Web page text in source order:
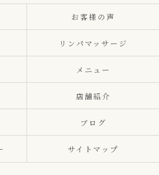
お客様の声
リンパマッサージ
メニュー
店舗紹介
ブログ
サイトマップ